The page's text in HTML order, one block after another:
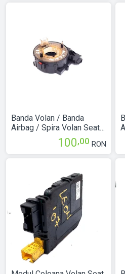
Banda Volan / Banda
Airbag / Spira Volan Seat
ALTEA (5P1) 2004 > 2015
100,00 RON